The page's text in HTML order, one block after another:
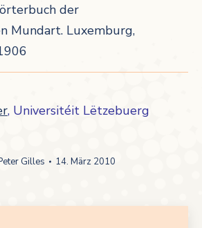
der
Mundart. Luxemburg,
, Universitéit Lëtzebuerg
Gilles 14. März 2010